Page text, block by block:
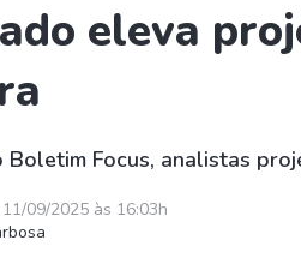
do momentoeleva
Boletim Focus, analistas
09/2025 às 16:03h